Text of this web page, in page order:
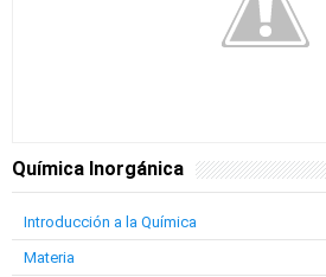
Química Inorgánica
Introducción a la Química
Materia